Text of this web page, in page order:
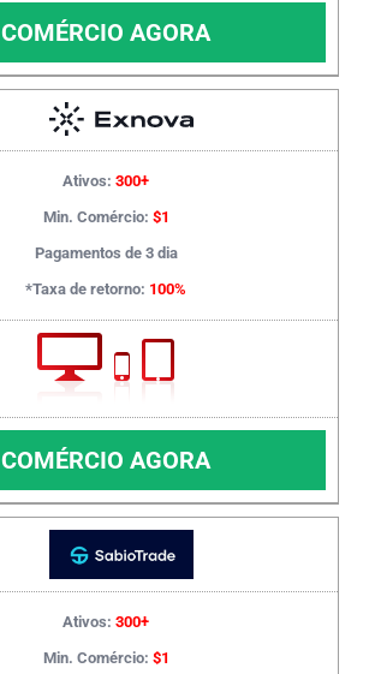
COMÉRCIO AGORA
Ativos: 300+
Min. Comércio: $1
Pagamentos de 3 dia
*Taxa de retorno: 100%
COMÉRCIO AGORA
Ativos: 300+
Min. Comércio: $1